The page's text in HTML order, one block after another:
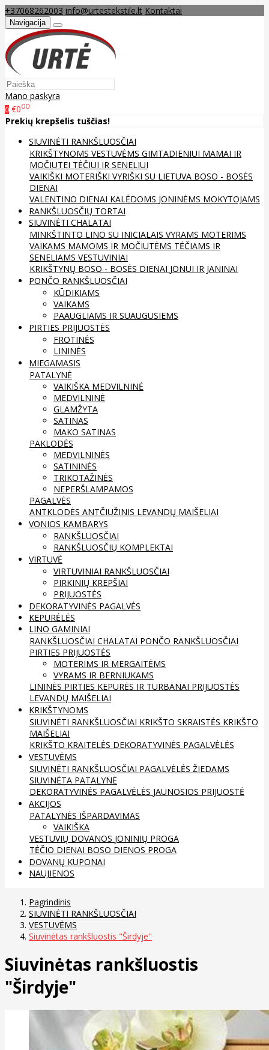
+37068262003 info@urtestekstile.lt Kontaktai
Navigacija
Mano paskyra
0 €000
Prekių krepšelis tuščias!
SIUVINĖTI RANKŠLUOSČIAI
KRIKŠTYNOMS VESTUVĖMS GIMTADIENIUI MAMAI IR
MOČIUTEI TĖČIUI IR SENELIUI
VAIKIŠKI MOTERIŠKI VYRIŠKI SU LIETUVA BOSO - BOSĖS
DIENAI
VALENTINO DIENAI KALĖDOMS JONINĖMS MOKYTOJAMS
RANKŠLUOSČIŲ TORTAI
SIUVINĖTI CHALATAI
MINKŠTINTO LINO SU INICIALAIS VYRAMS MOTERIMS
VAIKAMS MAMOMS IR MOČIUTĖMS TĖČIAMS IR
SENELIAMS VESTUVINIAI
KRIKŠTYNŲ BOSO - BOSĖS DIENAI JONUI IR JANINAI
PONČO RANKŠLUOSČIAI
KŪDIKIAMS
VAIKAMS
PAAUGLIAMS IR SUAUGUSIEMS
PIRTIES PRIJUOSTĖS
FROTINĖS
LININĖS
MIEGAMASIS
PATALYNĖ
VAIKIŠKA MEDVILNINĖ
MEDVILNINĖ
GLAMŽYTA
SATINAS
MAKO SATINAS
PAKLODĖS
MEDVILNINĖS
SATININĖS
TRIKOTAŽINĖS
NEPERŠLAMPAMOS
PAGALVĖS
ANTKLODĖS ANTČIUŽINIS LEVANDŲ MAIŠELIAI
VONIOS KAMBARYS
RANKŠLUOSČIAI
RANKŠLUOSČIŲ KOMPLEKTAI
VIRTUVĖ
VIRTUVINIAI RANKŠLUOSČIAI
PIRKINIŲ KREPŠIAI
PRIJUOSTĖS
DEKORATYVINĖS PAGALVĖS
KEPURĖLĖS
LINO GAMINIAI
RANKŠLUOSČIAI CHALATAI PONČO RANKŠLUOSČIAI
PIRTIES PRIJUOSTĖS
MOTERIMS IR MERGAITĖMS
VYRAMS IR BERNIUKAMS
LININĖS PIRTIES KEPURĖS IR TURBANAI PRIJUOSTĖS
LEVANDŲ MAIŠELIAI
KRIKŠTYNOMS
SIUVINĖTI RANKŠLUOSČIAI KRIKŠTO SKRAISTĖS KRIKŠTO
MAIŠELIAI
KRIKŠTO KRAITELĖS DEKORATYVINĖS PAGALVĖLĖS
VESTUVĖMS
SIUVINĖTI RANKŠLUOSČIAI PAGALVĖLĖS ŽIEDAMS
SIUVINĖTA PATALYNĖ
DEKORATYVINĖS PAGALVĖLĖS JAUNOSIOS PRIJUOSTĖ
AKCIJOS
PATALYNĖS IŠPARDAVIMAS
VAIKIŠKA
VESTUVIŲ DOVANOS JONINIŲ PROGA
TĖČIO DIENAI BOSO DIENOS PROGA
DOVANŲ KUPONAI
NAUJIENOS
Pagrindinis
SIUVINĖTI RANKŠLUOSČIAI
VESTUVĖMS
Siuvinėtas rankšluostis "Širdyje"
Siuvinėtas rankšluostis
"Širdyje"